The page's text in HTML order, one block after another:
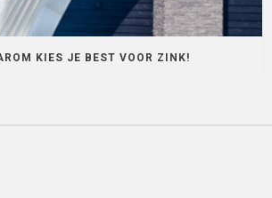
KIES JE BEST VOOR ZINK!